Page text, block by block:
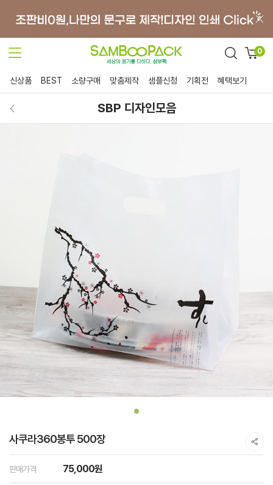
0
신상품 BEST 소량구매 맞춤제작 샘플신청 기획전 혜택보기
SBP 디자인모음
사쿠라360봉투 500장
판매가격 75,000원